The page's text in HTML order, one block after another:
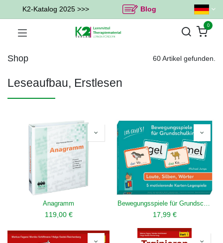
K2-Katalog 2025 >>> Blog
0
Shop 60 Artikel gefunden.
Leseaufbau, Erstlesen
Anagramm
119,00€
Bewegungsspiele für Grundschulkinder - Laute, Silben, Wörter
17,99€